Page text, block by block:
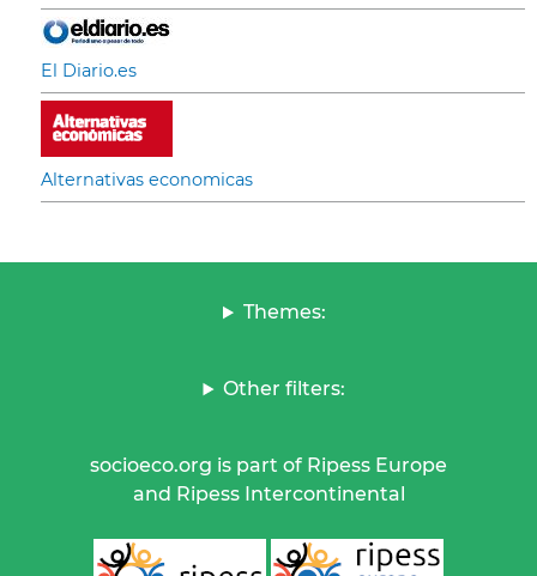
El Diario.es
Alternativas economicas
Themes:
Other filters:
socioeco.org is part of Ripess Europe
and Ripess Intercontinental